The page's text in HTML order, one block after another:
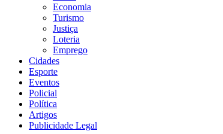
Economia
Turismo
Justiça
Loteria
Emprego
Cidades
Esporte
Eventos
Policial
Política
Artigos
Publicidade Legal